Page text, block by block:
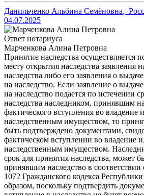
Данильченко Альбина Семёновна,
04.07.2025
Ответ нотариуса
Марченкова Алина Петровна
Принятие наследства осуществляется
месту открытия наследства заявления
наследства либо его заявления о
на наследство. Если заявление о
на наследство подается по истечении
наследства наследником, принявшим
фактического вступления во владение
наследственным имуществом, то
быть подтверждено документами,
фактическом вступлении во владение
наследственным имуществом.
срок для принятия наследства, может
принявшим наследство в соответствии
1072 Гражданского кодекса
образом, поскольку подтвердить